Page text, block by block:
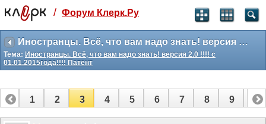
Святые угодники, Клерк без рекламы
прекрасен:)
месяц
99 ₽
259
-10%
полгода
/ Форум Клерк.Ру
Иностранцы. Всё, что вам надо знать! версия 2.0 !!!! с 01.01.2015года!!!! Патент
Тема: Иностранцы. Всё, что вам надо знать! версия 2.0 !!!! с
01.01.2015года!!!! Патент
1 2 3 4 5 6 7 8 9 10